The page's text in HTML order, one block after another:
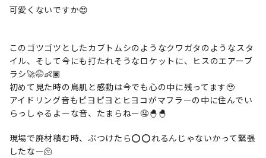
可愛くないですか😍
このゴツゴツとしたカブトムシのようなクワガタのようなスタ
イル、そして今にも打たれそうなロケットに、ヒスのエアーブ
ラシ🚀🤭👶🏿
初めて見た時の鳥肌と感動は今でも心の中に残ってます🥹
アイドリング音もピヨピヨとヒヨコがマフラーの中に住んでい
らっしゃるよーな音、たまらねー🤤🐣🐣
現場で廃材積む時、ぶつけたら⭕️⭕️れるんじゃないかって緊張
したなー🫠